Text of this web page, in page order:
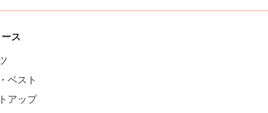
ス
ベスト
アップ